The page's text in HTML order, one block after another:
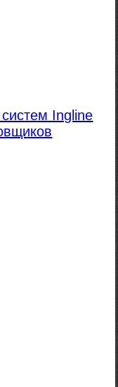
Ingline